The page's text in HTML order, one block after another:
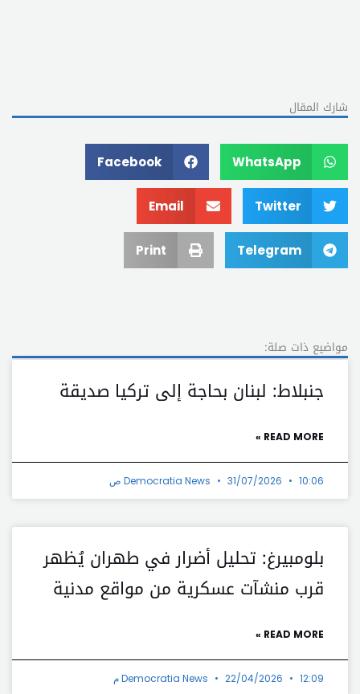
شارك المقال
WhatsApp
Facebook
Twitter
Email
Telegram
Print
مواضيع ذات صلة:
جنبلاط: لبنان بحاجة إلى تركيا صديقة
READ MORE »
Democratia News 31/07/2026 10:06 ص
بلومبيرغ: تحليل أضرار في طهران يُظهر
قرب منشآت عسكرية من مواقع مدنية
READ MORE »
Democratia News 22/04/2026 12:09 م